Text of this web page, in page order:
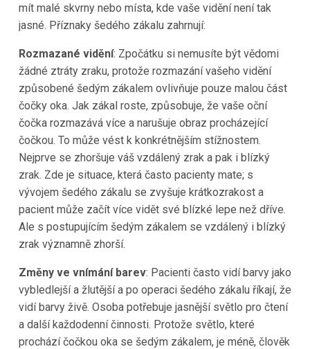
mít malé skvrny nebo místa, kde vaše vidění není tak
jasné. Příznaky šedého zákalu zahrnují:
Rozmazané vidění: Zpočátku si nemusíte být vědomi
žádné ztráty zraku, protože rozmazání vašeho vidění
způsobené šedým zákalem ovlivňuje pouze malou část
čočky oka. Jak zákal roste, způsobuje, že vaše oční
čočka rozmazává více a narušuje obraz procházející
čočkou. To může vést k konkrétnějším stížnostem.
Nejprve se zhoršuje váš vzdálený zrak a pak i blízký
zrak. Zde je situace, která často pacienty mate; s
vývojem šedého zákalu se zvyšuje krátkozrakost a
pacient může začít více vidět své blízké lepe než dříve.
Ale s postupujícím šedým zákalem se vzdálený i blízký
zrak významně zhorší.
Změny ve vnímání barev: Pacienti často vidí barvy jako
vybledlejší a žlutější a po operaci šedého zákalu říkají, že
vidí barvy živě. Osoba potřebuje jasnější světlo pro čtení
a další každodenní činnosti. Protože světlo, které
prochází čočkou oka se šedým zákalem, je méně, člověk